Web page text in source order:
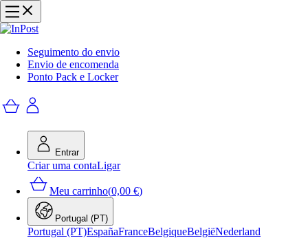
Seguimento do envio
Envio de encomenda
Ponto Pack e Locker
Entrar
Criar uma contaLigar
Meu carrinho(0,00 €)
Portugal (PT)
Portugal (PT)EspañaFranceBelgiqueBelgiëNederland